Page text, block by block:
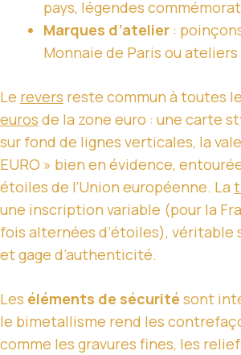
pays, légendes
Marques d’atelier :
Monnaie de Paris ou
Le revers reste commun à toutes
euros de la zone euro : une carte
sur fond de lignes verticales, la
EURO » bien en évidence,
étoiles de l’Union européenne. La
une inscription variable (pour la
fois alternées d’étoiles), véritable
et gage d’authenticité.
Les éléments de sécurité sont
le bimetallisme rend les
comme les gravures fines, les